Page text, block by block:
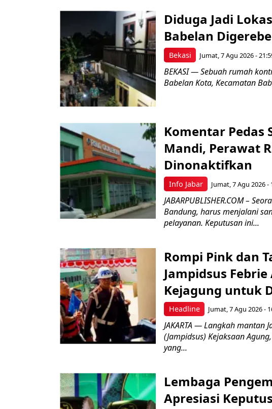
Bekasi
Diduga Jadi
Babelan
Jumat, 7 Agu 2026 -
BEKASI — Sebuah rumah
Babelan Kota, Kecamatan
Info Jabar
Komentar Pedas
Mandi, Perawat
Dinonaktifkan
Jumat, 7 Agu 2026 -
JABARPUBLISHER.COM –
Bandung, harus menjalani
pelayanan. Keputusan ini...
Headline
Rompi Pink dan
Jampidsus
Kejagung untuk
Jumat, 7 Agu 2026 -
JAKARTA — Langkah mantan
(Jampidsus) Kejaksaan
yang...
Lembaga
Apresiasi